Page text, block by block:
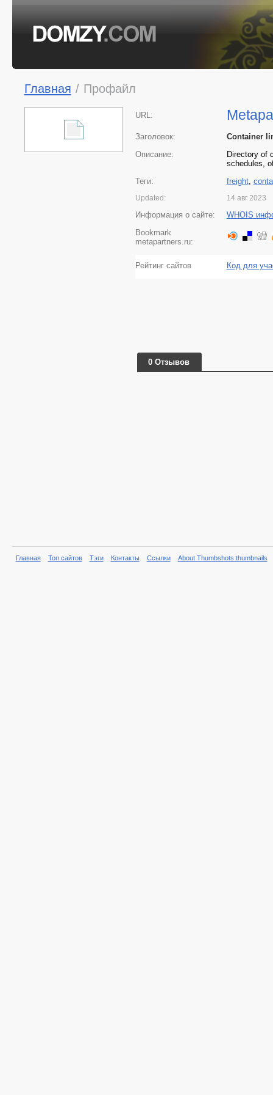
Главная / Профайл
URL:
Заголовок:
Container
Описание:
Directory of
schedules,
Теги:
freight,
Updated: 14 авг 2023
Информация о сайте:
WHOIS
Bookmark
metapartners.ru:
Рейтинг сайтов Код для
0 Отзывов
Главная Топ сайтов Тэги Контакты Ссылки About Thumbshots thumbnails